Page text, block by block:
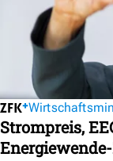
Strompreis,